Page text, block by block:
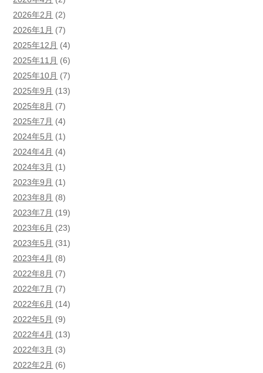
2026年2月 (2)
2026年1月 (7)
2025年12月 (4)
2025年11月 (6)
2025年10月 (7)
2025年9月 (13)
2025年8月 (7)
2025年7月 (4)
2024年5月 (1)
2024年4月 (4)
2024年3月 (1)
2023年9月 (1)
2023年8月 (8)
2023年7月 (19)
2023年6月 (23)
2023年5月 (31)
2023年4月 (8)
2022年8月 (7)
2022年7月 (7)
2022年6月 (14)
2022年5月 (9)
2022年4月 (13)
2022年3月 (3)
2022年2月 (6)